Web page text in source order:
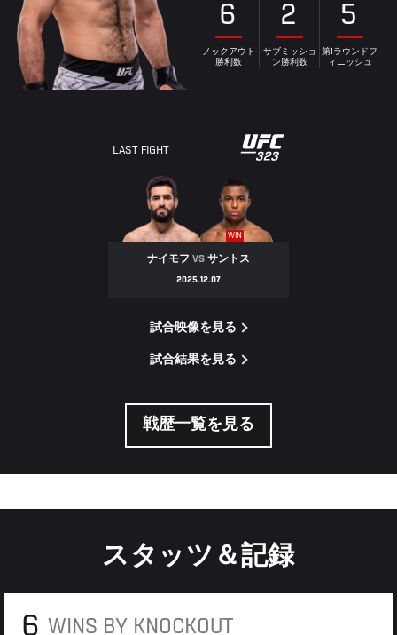
6
ノックアウト
勝利数
2
サブミッショ
ン勝利数
5
第1ラウンドフ
ィニッシュ
LAST FIGHT
WIN
ナイモフ VSサントス
2025.12.07
試合映像を見る
試合結果を見る
戦歴一覧を見る
スタッツ＆記録
6 WINS BY KNOCKOUT